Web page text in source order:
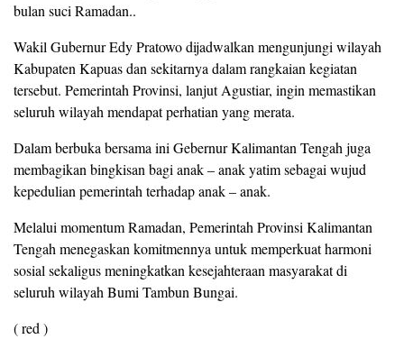
bulan suci Ramadan..
Wakil Gubernur Edy Pratowo dijadwalkan mengunjungi wilayah
Kabupaten Kapuas dan sekitarnya dalam rangkaian kegiatan
tersebut. Pemerintah Provinsi, lanjut Agustiar, ingin memastikan
seluruh wilayah mendapat perhatian yang merata.
Dalam berbuka bersama ini Gebernur Kalimantan Tengah juga
membagikan bingkisan bagi anak – anak yatim sebagai wujud
kepedulian pemerintah terhadap anak – anak.
Melalui momentum Ramadan, Pemerintah Provinsi Kalimantan
Tengah menegaskan komitmennya untuk memperkuat harmoni
sosial sekaligus meningkatkan kesejahteraan masyarakat di
seluruh wilayah Bumi Tambun Bungai.
( red )